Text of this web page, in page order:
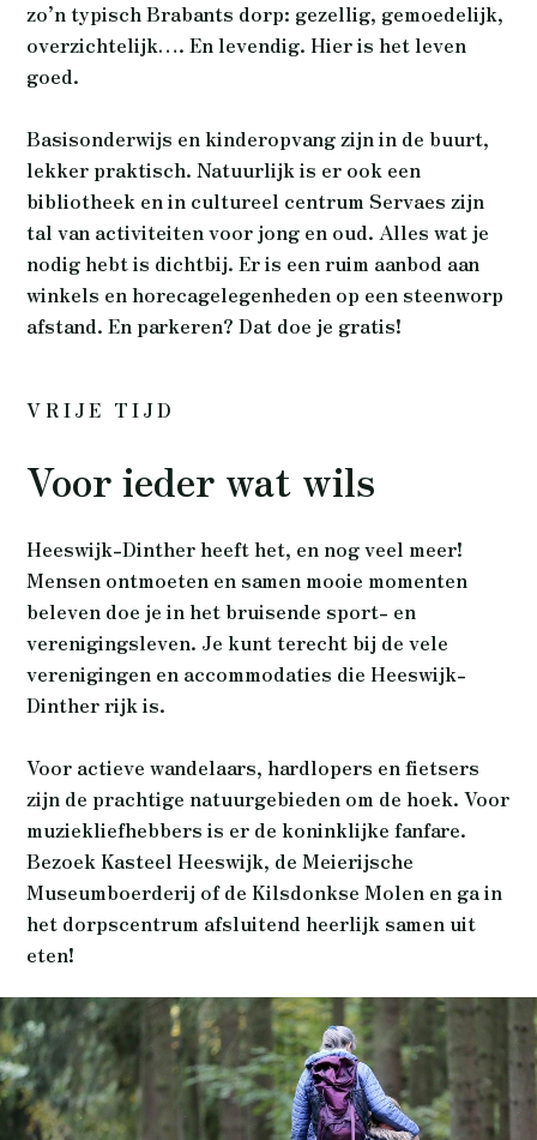
zo’n typisch Brabants dorp: gezellig, gemoedelijk,
overzichtelijk…. En levendig. Hier is het leven
goed.
Basisonderwijs en kinderopvang zijn in de buurt,
lekker praktisch. Natuurlijk is er ook een
bibliotheek en in cultureel centrum Servaes zijn
tal van activiteiten voor jong en oud. Alles wat je
nodig hebt is dichtbij. Er is een ruim aanbod aan
winkels en horecagelegenheden op een steenworp
afstand. En parkeren? Dat doe je gratis!
VRIJE TIJD
Voor ieder wat wils
Heeswijk-Dinther heeft het, en nog veel meer!
Mensen ontmoeten en samen mooie momenten
beleven doe je in het bruisende sport- en
verenigingsleven. Je kunt terecht bij de vele
verenigingen en accommodaties die Heeswijk-
Dinther rijk is.
Voor actieve wandelaars, hardlopers en fietsers
zijn de prachtige natuurgebieden om de hoek. Voor
muziekliefhebbers is er de koninklijke fanfare.
Bezoek Kasteel Heeswijk, de Meierijsche
Museumboerderij of de Kilsdonkse Molen en ga in
het dorpscentrum afsluitend heerlijk samen uit
eten!